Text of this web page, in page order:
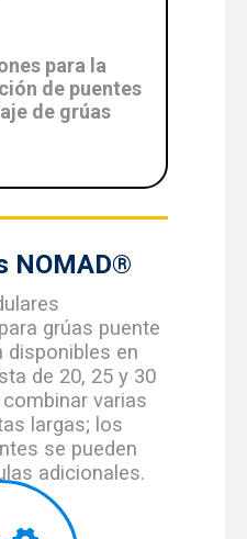
para la
de puentes
de grúas
NOMAD®
grúas puente
en
de 20, 25 y 30
varias
largas; los
se pueden
adicionales.